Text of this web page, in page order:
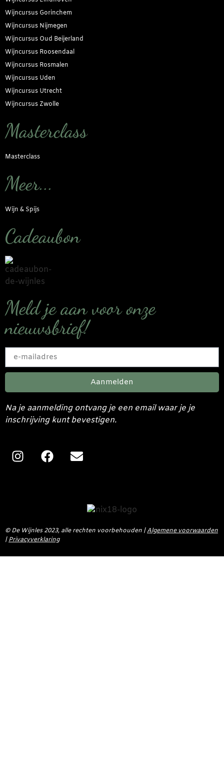
Wijncursus Gorinchem
Wijncursus Nijmegen
Wijncursus Oud Beijerland
Wijncursus Roosendaal
Wijncursus Rosmalen
Wijncursus Uden
Wijncursus Utrecht
Wijncursus Zwolle
Masterclass
Masterclass
Meer...
Wijn & Spijs
Cadeaubon
Meld je aan voor onze
nieuwsbrief!
Aanmelden
Na je aanmelding ontvang je een email waar je je
inschrijving kunt bevestigen.
©De Wijnles 2023, alle rechten voorbehouden |Algemene voorwaarden
|Privacyverklaring